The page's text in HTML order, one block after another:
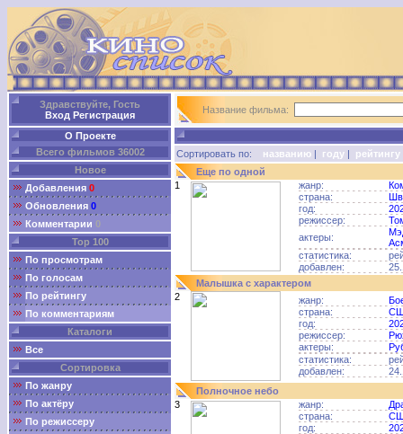
Здравствуйте, Гость
Вход Регистрация
О Проекте
Всего фильмов 36002
Новое
Добавления 0
Обновления 0
Комментарии 0
Top 100
По просмотрам
По голосам
По рейтингу
По комментариям
Каталоги
Все
Сортировка
По жанру
По актёру
По режиссеру
Название фильма:
Сортировать по: названию | году | рейтингу
Еще по одной
1
жанр:
страна:
год:
режиссер:
актеры:
статистика:
добавлен:
Малышка с характером
2
жанр:
страна:
год:
режиссер:
актеры:
статистика:
добавлен:
Полночное небо
3
жанр:
страна:
год: